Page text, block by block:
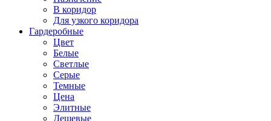
В коридор
Для узкого коридора
Гардеробные
Цвет
Белые
Светлые
Серые
Темные
Цена
Элитные
Дешевые